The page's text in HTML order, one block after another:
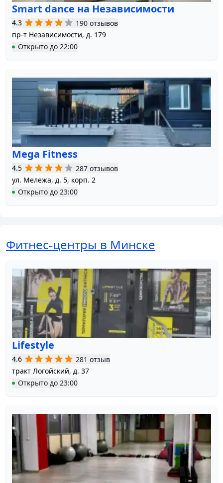
Smart dance на Независимости
4.3
190 отзывов
пр-т Независимости, д. 179
Открыто до 22:00
Mega Fitness
4.5
287 отзывов
ул. Мележа, д. 5, корп. 2
Открыто до 23:00
Фитнес-центры в Минске
Lifestyle
4.6
281 отзыв
тракт Логойский, д. 37
Открыто до 23:00